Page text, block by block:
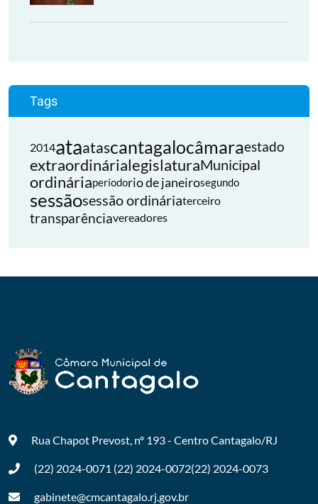
Tags
2014ataatascantagalocâmaraestado
extraordinárialegislaturaMunicipal
ordináriaperíodorio de janeirosegundo
sessãosessão ordináriaterceiro
transparênciavereadores
Rua Chapot Prevost, nº 193 - CentroCantagalo/RJ
(22) 2024-0071 (22) 2024-0072(22) 2024-0073
gabinete@cmcantagalo.rj.gov.br